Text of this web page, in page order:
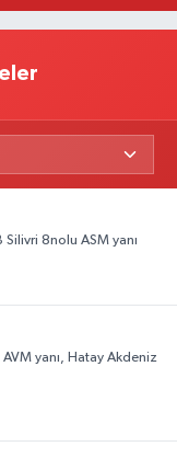
8nolu ASM yanı
yanı, Hatay Akdeniz